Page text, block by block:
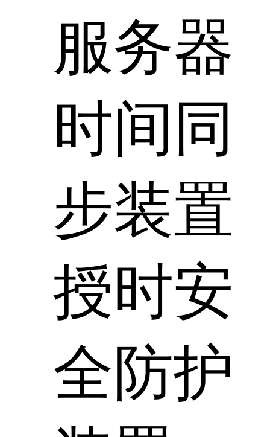
服务器
时间同
步装置
授时安
全防护